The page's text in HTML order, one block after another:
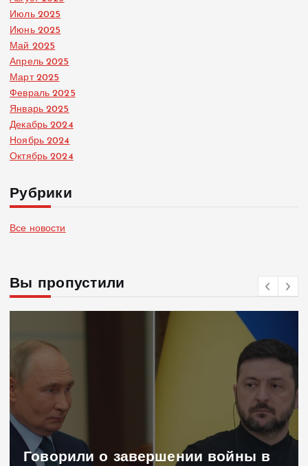
Июль 2025
Июнь 2025
Май 2025
Апрель 2025
Март 2025
Февраль 2025
Январь 2025
Декабрь 2024
Ноябрь 2024
Октябрь 2024
Рубрики
Все новости
Вы пропустили
Говорили о завершении войны в